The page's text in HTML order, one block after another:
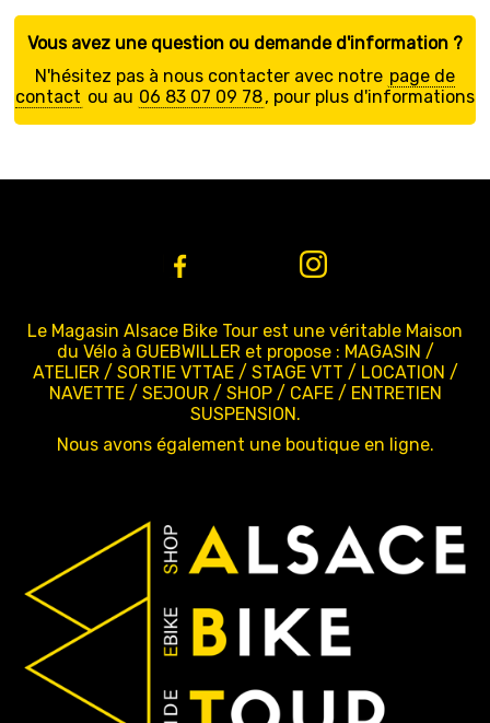
Vous avez une question ou demande d'information ?
N'hésitez pas à nous contacter avec notre page de
contact ou au 06 83 07 09 78, pour plus d'informations
Le Magasin Alsace Bike Tour est une véritable Maison
du Vélo à GUEBWILLER et propose : MAGASIN /
ATELIER / SORTIE VTTAE / STAGE VTT / LOCATION /
NAVETTE / SEJOUR / SHOP / CAFE / ENTRETIEN
SUSPENSION.
Nous avons également une boutique en ligne.